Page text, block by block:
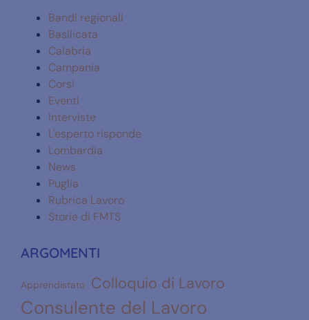
Bandi regionali
Basilicata
Calabria
Campania
Corsi
Eventi
Interviste
L'esperto risponde
Lombardia
News
Puglia
Rubrica Lavoro
Storie di FMTS
ARGOMENTI
Apprendistato Colloquio di Lavoro
Consulente del Lavoro